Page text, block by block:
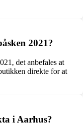
2021?
det anbefales at
direkte for at
i Aarhus?